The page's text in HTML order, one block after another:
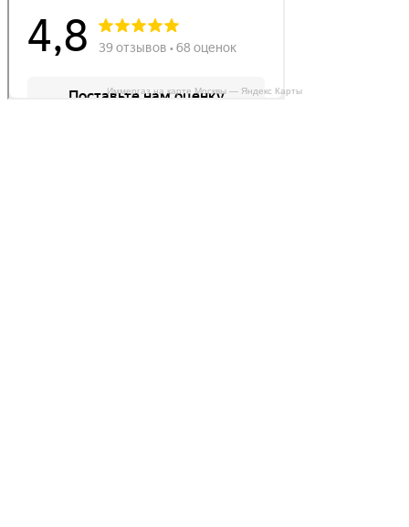
Иммергаз на карте Москвы — Яндекс Карты